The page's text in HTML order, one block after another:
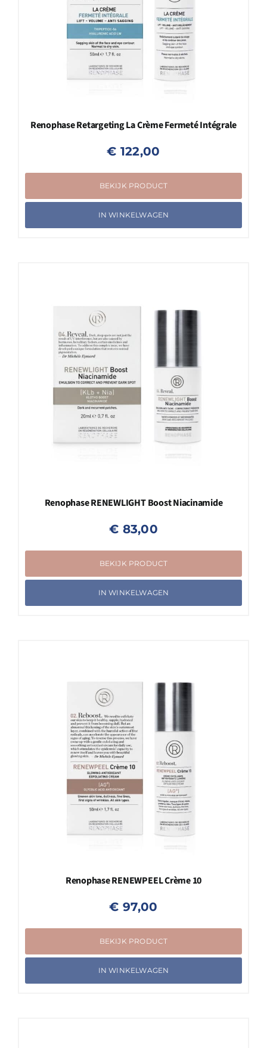
Renophase Retargeting La Crème Fermeté Intégrale
€ 122,00
BEKIJK PRODUCT
IN WINKELWAGEN
Renophase RENEWLIGHT Boost Niacinamide
€ 83,00
BEKIJK PRODUCT
IN WINKELWAGEN
Renophase RENEWPEEL Crème 10
€ 97,00
BEKIJK PRODUCT
IN WINKELWAGEN